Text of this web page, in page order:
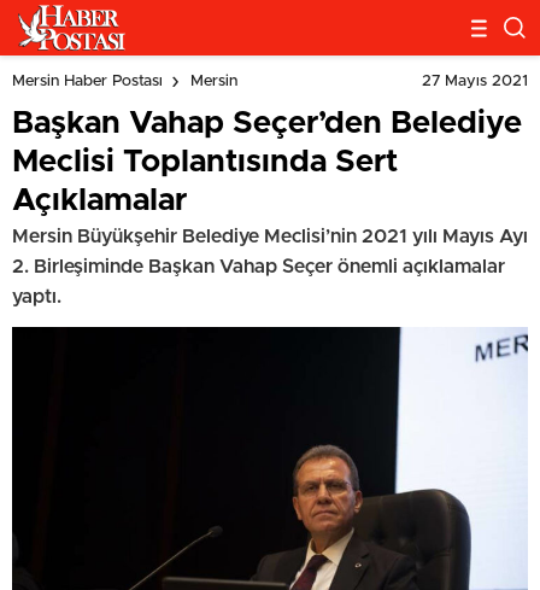
Mersin Haber Postası Mersin 27 Mayıs 2021
Başkan Vahap Seçer’den Belediye
Meclisi Toplantısında Sert
Açıklamalar
Mersin Büyükşehir Belediye Meclisi’nin 2021 yılı Mayıs Ayı
2. Birleşiminde Başkan Vahap Seçer önemli açıklamalar
yaptı.